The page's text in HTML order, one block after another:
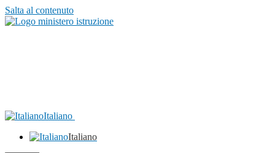
Salta al contenuto
Italiano
Italiano